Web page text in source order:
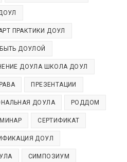
ПРАКТИКИ ДОУЛ
ДОУЛОЙ
ДОУЛА ШКОЛА ДОУЛ
ПРЕЗЕНТАЦИИ
ДОУЛА РОДДОМ
СЕРТИФИКАТ
ДОУЛ
СИМПОЗИУМ